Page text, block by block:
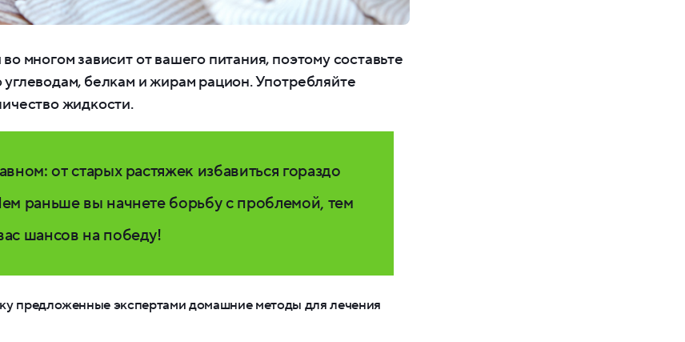
многом зависит от вашего питания, поэтому составьте
белкам и жирам рацион. Употребляйте
жидкости.
от старых растяжек избавиться гораздо
раньше вы начнете борьбу с проблемой, тем
шансов на победу!
предложенные экспертами домашние методы для лечения